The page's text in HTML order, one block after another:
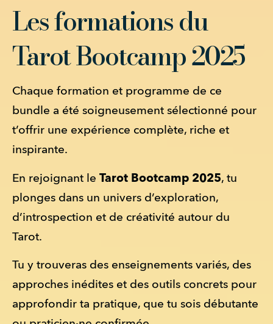
Les formations du
Tarot Bootcamp 2025
Chaque formation et programme de ce
bundle a été soigneusement sélectionné pour
t’offrir une expérience complète, riche et
inspirante.
En rejoignant le Tarot Bootcamp 2025, tu
plonges dans un univers d’exploration,
d’introspection et de créativité autour du
Tarot.
Tu y trouveras des enseignements variés, des
approches inédites et des outils concrets pour
approfondir ta pratique, que tu sois débutante